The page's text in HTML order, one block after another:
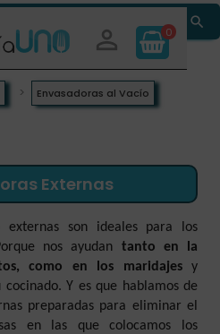
 0

Envasadoras al Vacío
Externas
externas son ideales para los
nos ayudan tanto en la
como en los maridajesy
Y es que hablamos de
preparadas para eliminar el
en las que colocamos los